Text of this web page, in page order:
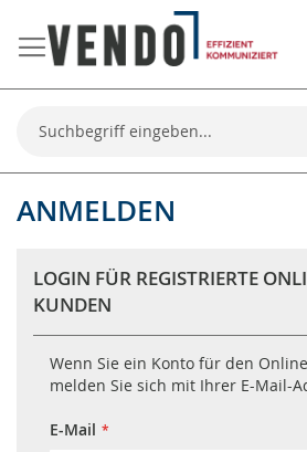
Suche
ANMELDEN
LOGIN FÜR REGISTRIERTE
KUNDEN
Wenn Sie ein Konto für den
melden Sie sich mit Ihrer E-Mail-
E-Mail